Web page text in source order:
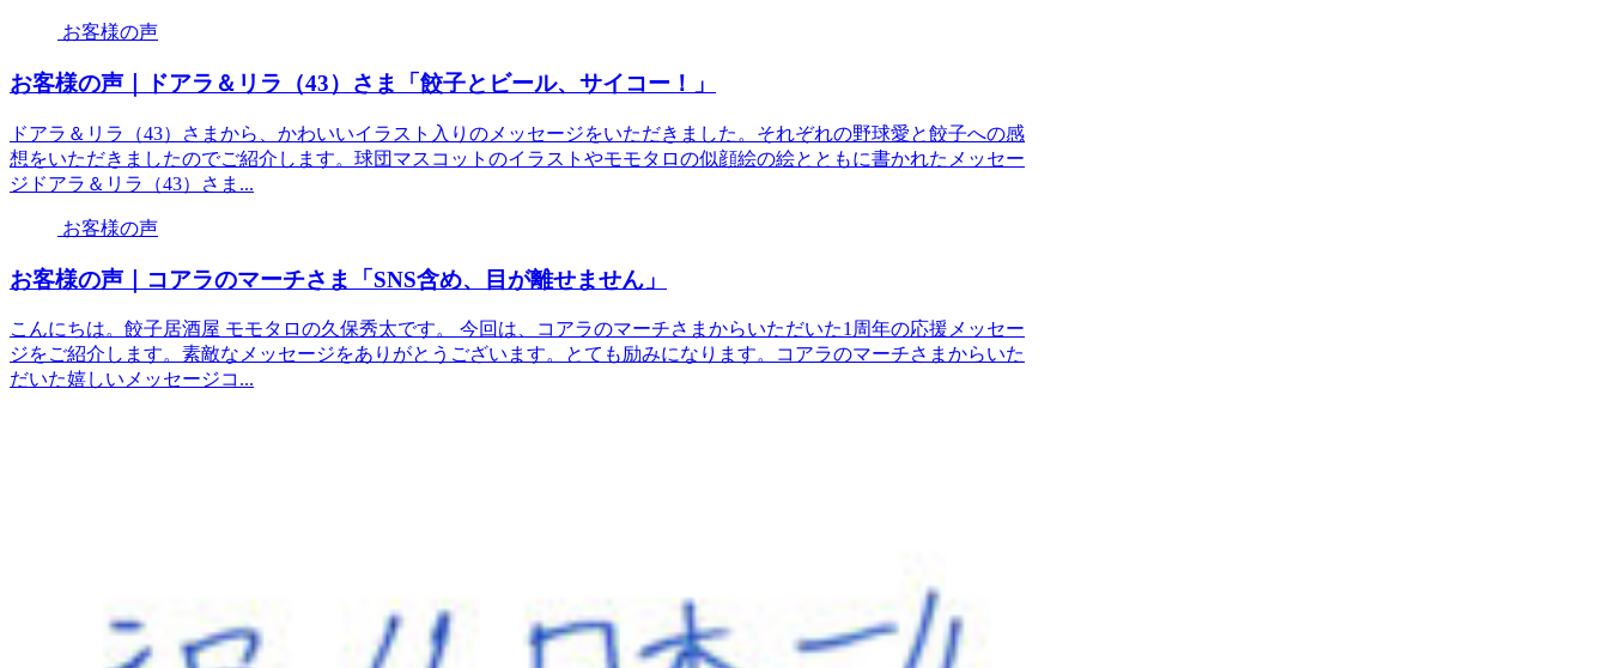
お客様の声
お客様の声｜ドアラ＆リラ（43）さま「餃子とビール、サイコー！」
ドアラ＆リラ（43）さまから、かわいいイラスト入りのメッセージをいただきました。それぞれの野球愛と餃子への感
想をいただきましたのでご紹介します。球団マスコットのイラストやモモタロの似顔絵の絵とともに書かれたメッセー
ジドアラ＆リラ（43）さま...
お客様の声
お客様の声｜コアラのマーチさま「SNS含め、目が離せません」
こんにちは。餃子居酒屋 モモタロの久保秀太です。 今回は、コアラのマーチさまからいただいた1周年の応援メッセー
ジをご紹介します。素敵なメッセージをありがとうございます。とても励みになります。コアラのマーチさまからいた
だいた嬉しいメッセージコ...